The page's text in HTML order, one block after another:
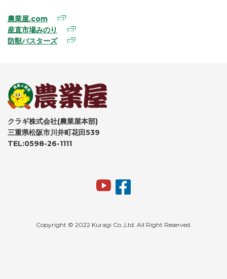
農業屋.com
産直市場みのり
防獣バスターズ
クラギ株式会社(農業屋本部)
三重県松阪市川井町花田539
TEL:0598-26-1111
Copyright © 2022 Kuragi Co.,Ltd. All Right Reserved.